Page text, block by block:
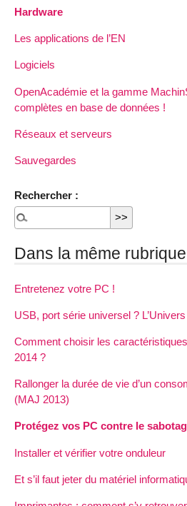
Hardware
Les applications de l’EN
Logiciels
OpenAcadémie et la gamme
complètes en base de données !
Réseaux et serveurs
Sauvegardes
Rechercher :
Dans la même rubrique
Entretenez votre PC !
USB, port série universel ?
Comment choisir les
2014 ?
Rallonger la durée de vie d’un
(MAJ 2013)
Protégez vos PC contre le
Installer et vérifier votre onduleur
Et s’il faut jeter du matériel